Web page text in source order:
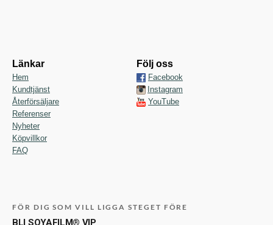
Länkar
Hem
Kundtjänst
Återförsäljare
Referenser
Nyheter
Köpvillkor
FAQ
Följ oss
Facebook
Instagram
YouTube
FÖR DIG SOM VILL LIGGA STEGET FÖRE
BLI SOYAFILM® VIP